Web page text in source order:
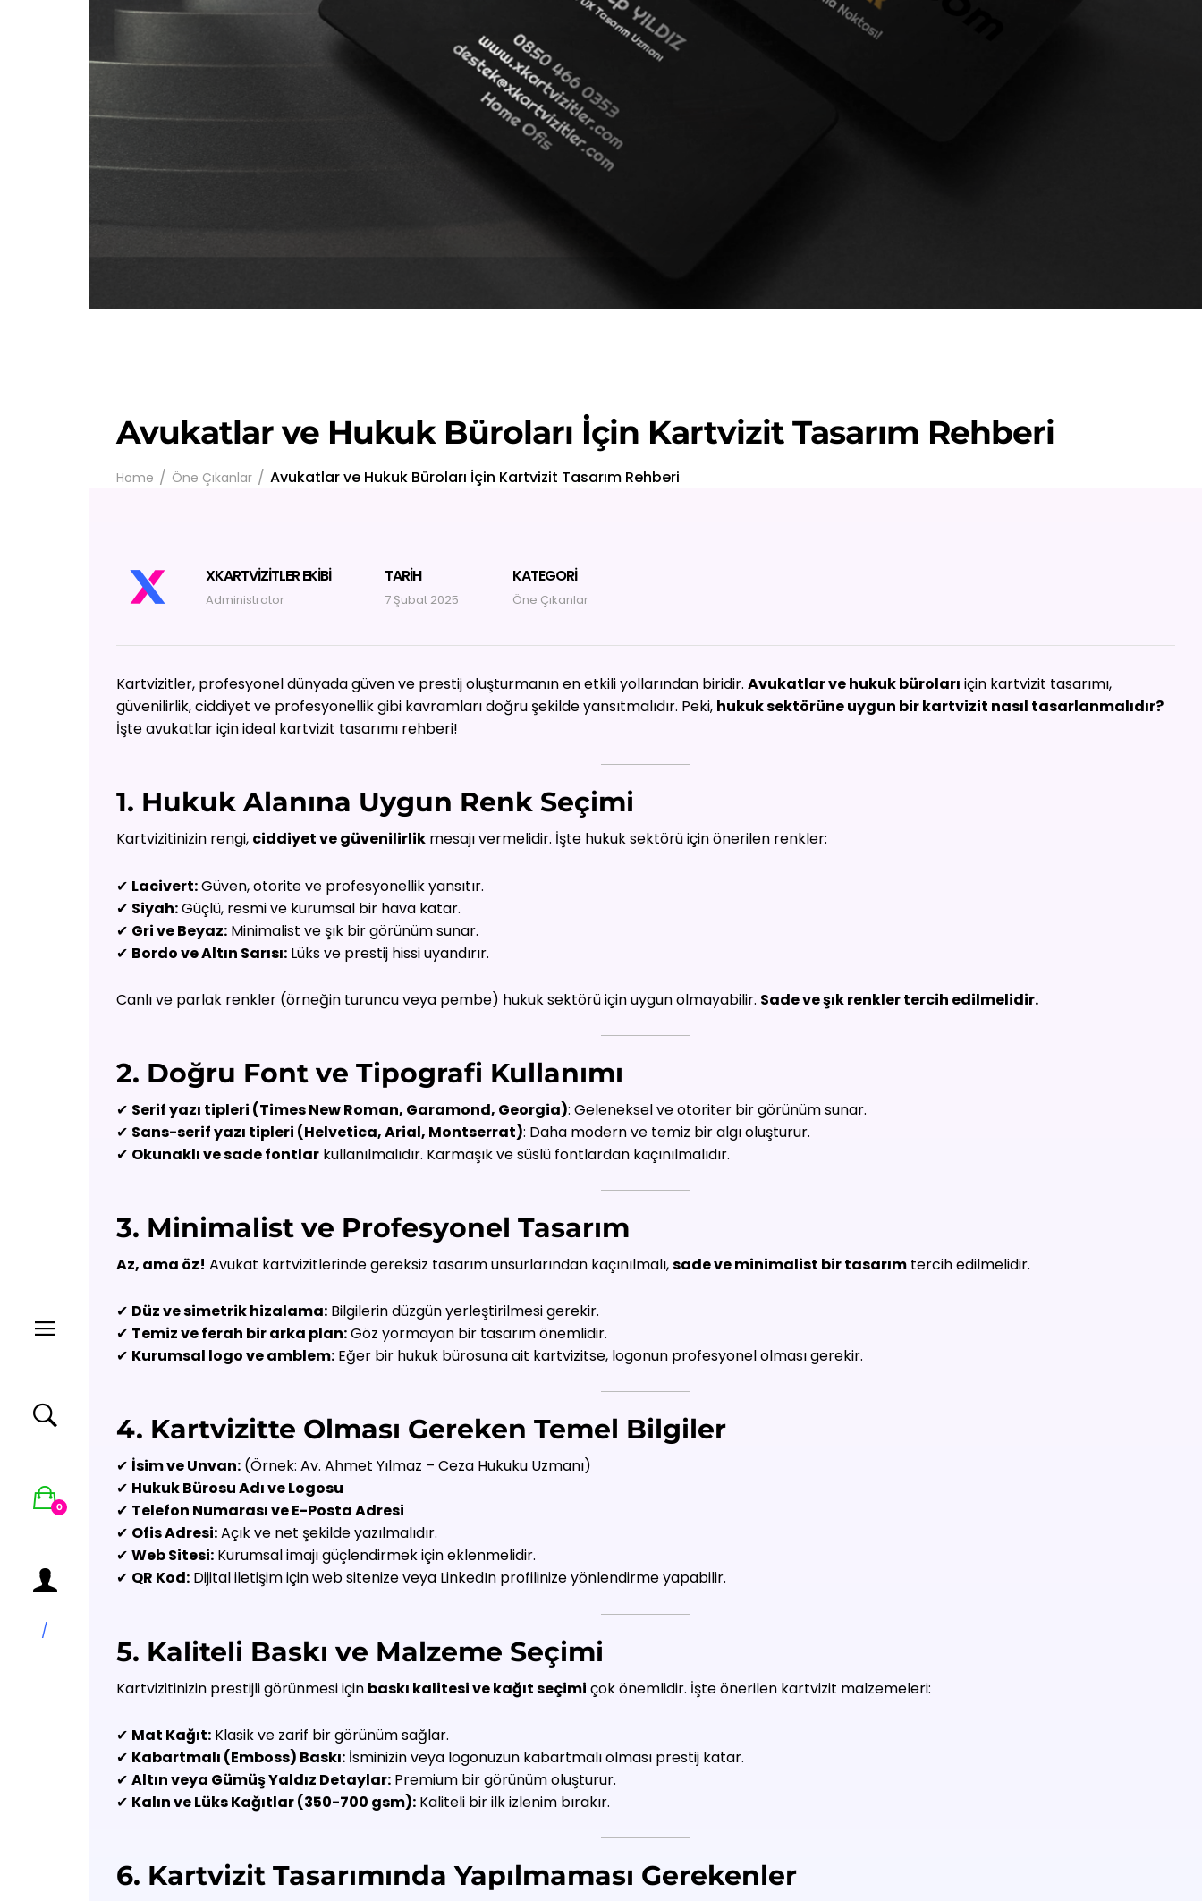
0
/
Avukatlar ve Hukuk Büroları İçin Kartvizit Tasarım Rehberi
Home Öne Çıkanlar Avukatlar ve Hukuk Büroları İçin Kartvizit Tasarım Rehberi
XKARTVIZITLER EKIBI
Administrator
TARIH
7 Şubat 2025
KATEGORI
Öne Çıkanlar
Kartvizitler, profesyonel dünyada güven ve prestij oluşturmanın en etkili yollarından biridir. Avukatlar ve hukuk büroları için kartvizit tasarımı,
güvenilirlik, ciddiyet ve profesyonellik gibi kavramları doğru şekilde yansıtmalıdır. Peki, hukuk sektörüne uygun bir kartvizit nasıl tasarlanmalıdır?
İşte avukatlar için ideal kartvizit tasarımı rehberi!
1. Hukuk Alanına Uygun Renk Seçimi
Kartvizitinizin rengi, ciddiyet ve güvenilirlik mesajı vermelidir. İşte hukuk sektörü için önerilen renkler:
✔ Lacivert:Güven, otorite ve profesyonellik yansıtır.
✔ Siyah:Güçlü, resmi ve kurumsal bir hava katar.
✔ Gri ve Beyaz: Minimalist ve şık bir görünüm sunar.
✔ Bordo ve Altın Sarısı: Lüks ve prestij hissi uyandırır.
Canlı ve parlak renkler (örneğin turuncu veya pembe) hukuk sektörü için uygun olmayabilir. Sade ve şık renkler tercih edilmelidir.
2. Doğru Font ve Tipografi Kullanımı
✔ Serif yazı tipleri (Times New Roman, Garamond, Georgia): Geleneksel ve otoriter bir görünüm sunar.
✔ Sans-serif yazı tipleri (Helvetica, Arial, Montserrat): Daha modern ve temiz bir algı oluşturur.
✔ Okunaklı ve sade fontlar kullanılmalıdır. Karmaşık ve süslü fontlardan kaçınılmalıdır.
3. Minimalist ve Profesyonel Tasarım
Az, ama öz! Avukat kartvizitlerinde gereksiz tasarım unsurlarından kaçınılmalı,sade ve minimalist bir tasarım tercih edilmelidir.
✔ Düz ve simetrik hizalama: Bilgilerin düzgün yerleştirilmesi gerekir.
✔ Temiz ve ferah bir arka plan:Göz yormayan bir tasarım önemlidir.
✔ Kurumsal logo ve amblem: Eğer bir hukuk bürosuna ait kartvizitse, logonun profesyonel olması gerekir.
4. Kartvizitte Olması Gereken Temel Bilgiler
✔ İsim ve Unvan: (Örnek: Av. Ahmet Yılmaz – Ceza Hukuku Uzmanı)
✔ Hukuk Bürosu Adı ve Logosu
✔ Telefon Numarası ve E-Posta Adresi
✔ Ofis Adresi:Açık ve net şekilde yazılmalıdır.
✔ Web Sitesi: Kurumsal imajı güçlendirmek için eklenmelidir.
✔ QR Kod: Dijital iletişim için web sitenize veya LinkedIn profilinize yönlendirme yapabilir.
5. Kaliteli Baskı ve Malzeme Seçimi
Kartvizitinizin prestijli görünmesi için baskı kalitesi ve kağıt seçimi çok önemlidir. İşte önerilen kartvizit malzemeleri:
✔ Mat Kağıt: Klasik ve zarif bir görünüm sağlar.
✔ Kabartmalı (Emboss) Baskı: İsminizin veya logonuzun kabartmalı olması prestij katar.
✔ Altın veya Gümüş Yaldız Detaylar: Premium bir görünüm oluşturur.
✔ Kalın ve Lüks Kağıtlar (350-700 gsm): Kaliteli bir ilk izlenim bırakır.
6. Kartvizit Tasarımında Yapılmaması Gerekenler